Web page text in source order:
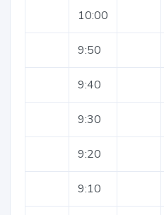
10:00
9:50
9:40
9:30
9:20
9:10